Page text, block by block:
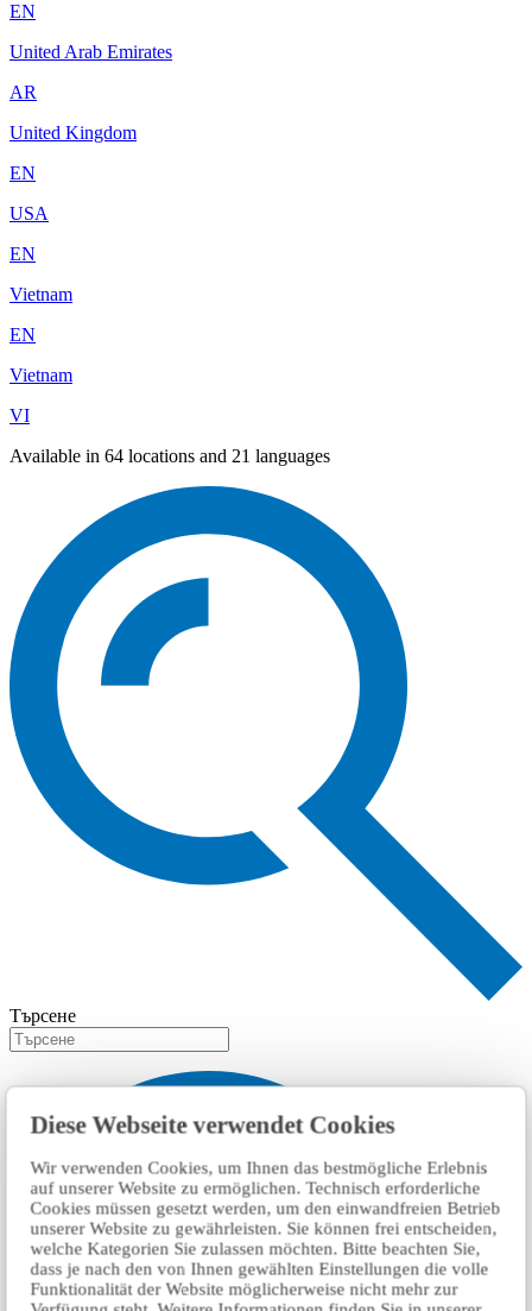
Diese Webseite verwendet Cookies
Wir verwenden Cookies, um Ihnen das bestmögliche Erlebnis
auf unserer Website zu ermöglichen. Technisch erforderliche
Cookies müssen gesetzt werden, um den einwandfreien Betrieb
unserer Website zu gewährleisten. Sie können frei entscheiden,
welche Kategorien Sie zulassen möchten. Bitte beachten Sie,
dass je nach den von Ihnen gewählten Einstellungen die volle
Funktionalität der Website möglicherweise nicht mehr zur
EN
United Arab Emirates
AR
United Kingdom
EN
USA
EN
Vietnam
EN
Vietnam
VI
Available in 64 locations and 21 languages
Търсене